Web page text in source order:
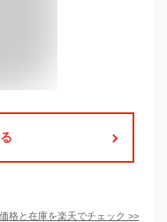
価格と在庫を楽天でチェック >>